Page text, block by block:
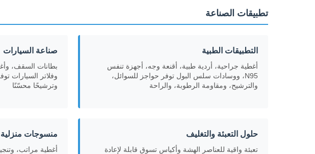
تطبيقات الصناعة
التطبيقات الطبية
أغطية جراحية، أردية طبية، أقنعة وجه، أجهزة تنفس
N95، ووسادات سلس البول توفر حواجز للسوائل،
والترشيح، ومقاومة الرطوبة، والراحة
صناعة السيارات
بطانات السقف،
وفلاتر السيارات
وترشيحًا محسّنًا
حلول التعبئة والتغليف
تعبئة واقية للعناصر الهشة وأكياس تسوق قابلة لإعادة
منسوجات منزلية
أغطية مراتب،